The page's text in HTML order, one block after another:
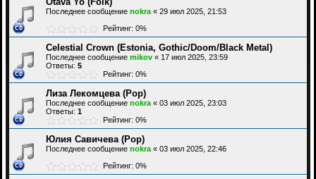
Последнее сообщение nokra « 29 июл 2025, 21:53
Рейтинг: 0%
Celestial Crown (Estonia, Gothic/Doom/Black Metal)
Последнее сообщение mikov « 17 июл 2025, 23:59
Ответы: 5
Рейтинг: 0%
Лиза Лекомцева (Pop)
Последнее сообщение nokra « 03 июл 2025, 23:03
Ответы: 1
Рейтинг: 0%
Юлия Савичева (Pop)
Последнее сообщение nokra « 03 июл 2025, 22:46
Рейтинг: 0%